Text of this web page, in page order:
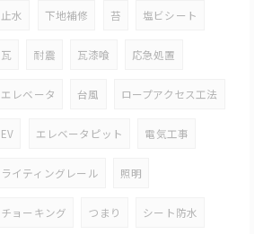
止水 下地補修 苔 塩ビシート
瓦 耐震 瓦漆喰 応急処置
エレベータ 台風 ロープアクセス工法
EV エレベータピット 電気工事
ライティングレール 照明
チョーキング つまり シート防水